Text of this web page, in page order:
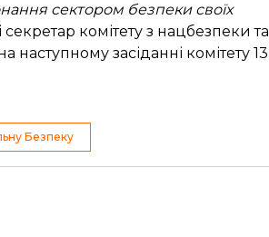
сектором безпеки своїх
комітету з нацбезпеки та
засіданні комітету 13
Безпеку